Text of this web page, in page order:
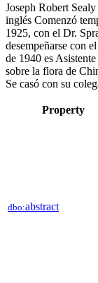
Joseph Robert
inglés Comenzó
1925, con el Dr.
desempeñarse con
de 1940 es
sobre la flora de
Se casó con su
Property
dbo:abstract